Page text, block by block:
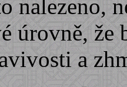
nalezeno,
úrovně, že
a